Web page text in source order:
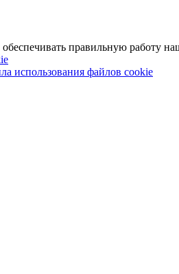
правильную работу
использования файлов cookie